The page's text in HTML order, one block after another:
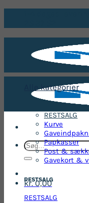
Søg
efter:
kr.0,00
Alle kategorier
RESTSALG
Kurve
Papkasser
Post &
Gavekort &
RESTSALG
RESTSALG